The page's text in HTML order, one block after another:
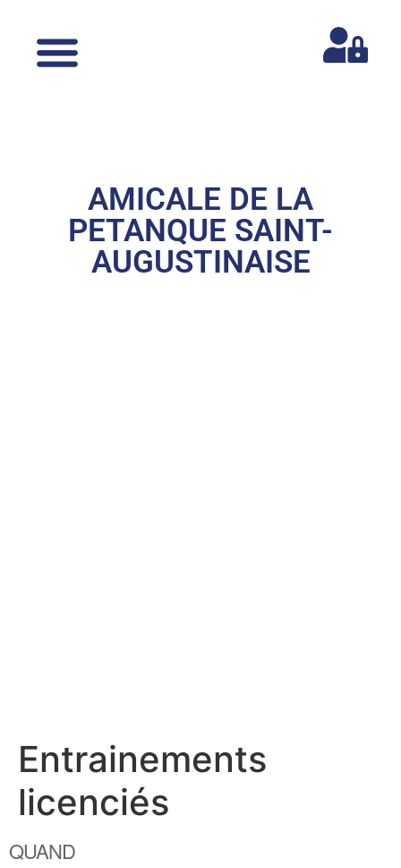
AMICALE DE LA
PETANQUE SAINT-
AUGUSTINAISE
Entrainements
licenciés
QUAND